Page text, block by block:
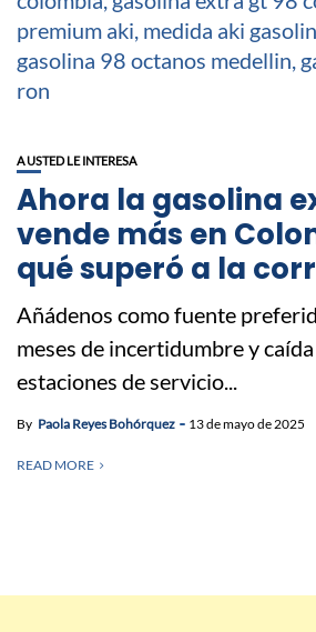
A USTED LE INTERESA
Ahora la gasolina
vende más en
qué superó a la
Añádenos como fuente
meses de incertidumbre y
estaciones de servicio...
By Paola Reyes Bohórquez 13 de mayo de 2025
READ MORE